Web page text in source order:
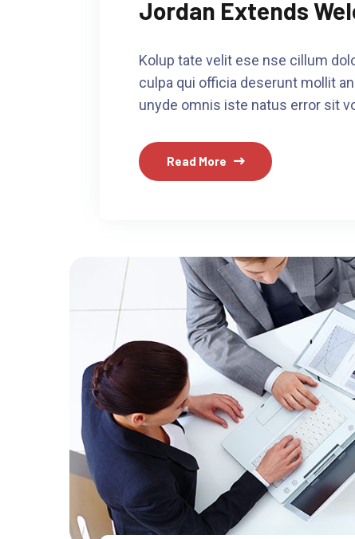
Jordan Extends
Kolup tate velit ese nse cillum
culpa qui officia deserunt mollit
unyde omnis iste natus error sit
Read More